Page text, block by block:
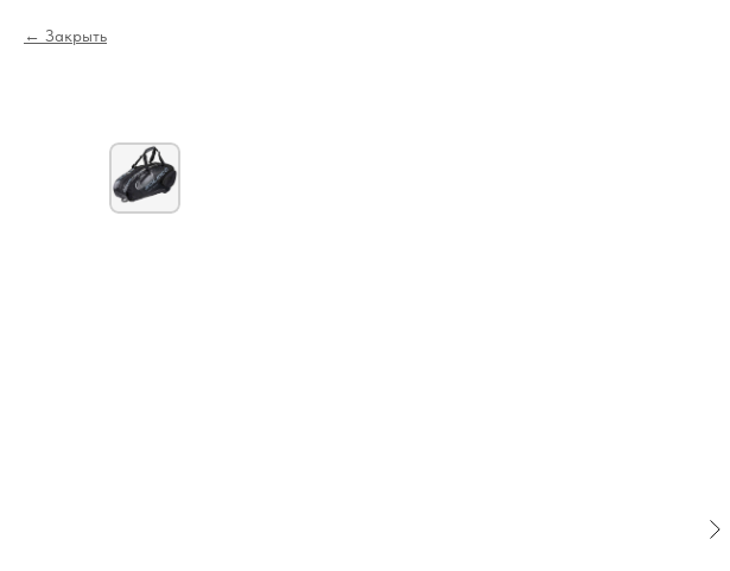
Закрыть